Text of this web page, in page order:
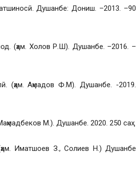
Душанбе: Дониш. –2013. –90
(ҳам. Холов Р.Ш). Душанбе. –2016. –
(ҳам. Аҳмадов Ф.М). Душанбе. -2019.
М.). Душанбе. 2020. 250 саҳ.
Иматшоев З., Солиев Н.) Душанбе